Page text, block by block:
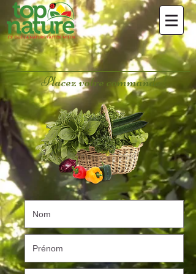
Placez votre commande !